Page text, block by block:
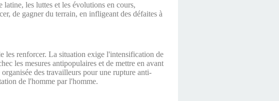
les luttes et les évolutions en cours,
de gagner du terrain, en infligeant des défaites à
les renforcer. La situation exige l'intensification de
les mesures antipopulaires et de mettre en avant
des travailleurs pour une rupture anti-
de l'homme par l'homme.